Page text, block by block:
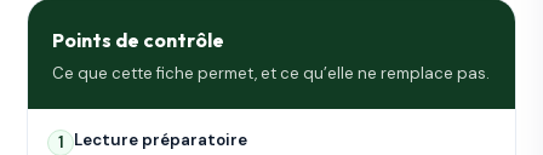
Points de contrôle
Ce que cette fiche permet, et ce qu’elle ne remplace pas.
1 Lecture préparatoire